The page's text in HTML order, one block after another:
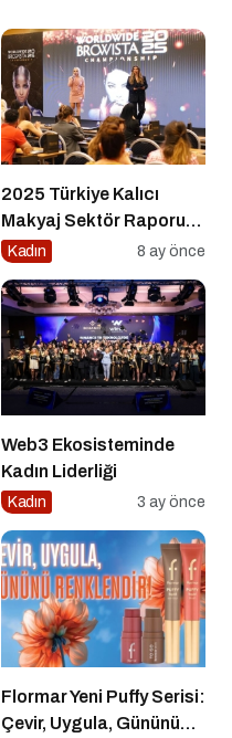
2025 Türkiye Kalıcı
Makyaj Sektör Raporu
Açıklandı
Kadın 8 ay önce
Web3 Ekosisteminde
Kadın Liderliği
Kadın 3 ay önce
Flormar Yeni Puffy Serisi:
Çevir, Uygula, Gününü